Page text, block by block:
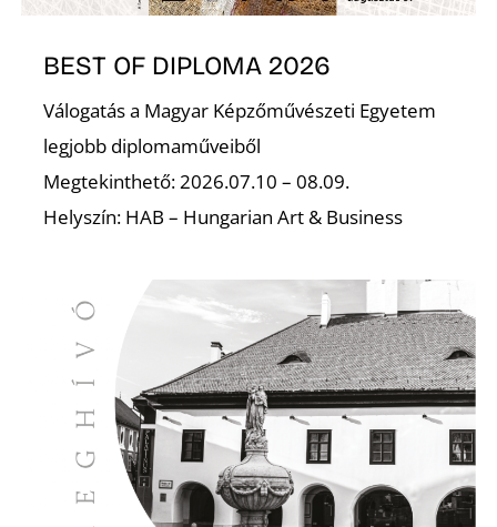
BEST OF DIPLOMA 2026
Válogatás a Magyar Képzőművészeti Egyetem
legjobb diplomaműveiből
Megtekinthető: 2026.07.10 – 08.09.
Helyszín: HAB – Hungarian Art & Business